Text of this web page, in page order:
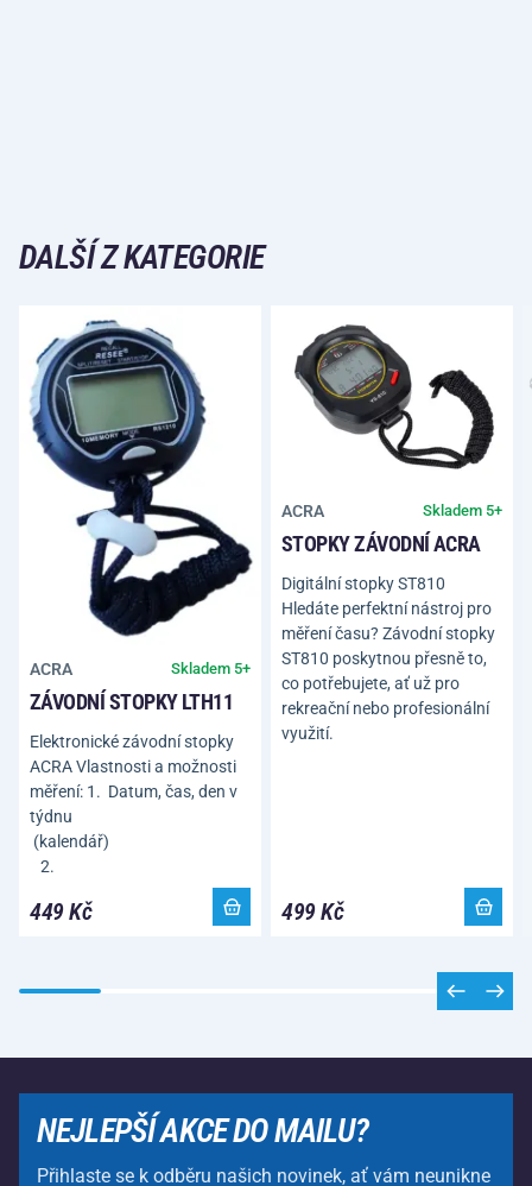
DALŠÍ Z KATEGORIE
ACRA Skladem 5+
ZÁVODNÍ STOPKY LTH11
Elektronické závodní stopky
ACRA Vlastnosti a možnosti
měření: 1. Datum, čas, den v
týdnu
(kalendář)
2.
449 Kč
ACRA Skladem 5+
STOPKY ZÁVODNÍ ACRA
Digitální stopky ST810
Hledáte perfektní nástroj pro
měření času? Závodní stopky
ST810 poskytnou přesně to,
co potřebujete, ať už pro
rekreační nebo profesionální
využití.
499 Kč
NEJLEPŠÍ AKCE DO MAILU?
Přihlaste se k odběru našich novinek, ať vám neunikne